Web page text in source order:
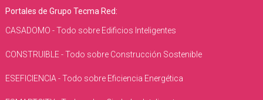
Portales de Grupo Tecma Red:
CASADOMO - Todo sobre Edificios Inteligentes
CONSTRUIBLE - Todo sobre Construcción Sostenible
ESEFICIENCIA - Todo sobre Eficiencia Energética